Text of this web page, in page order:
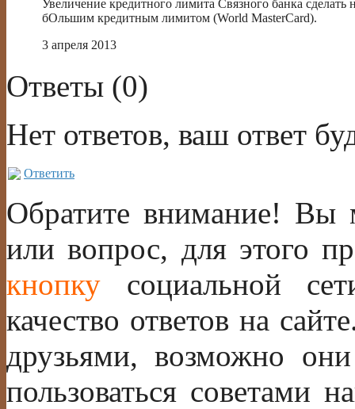
Увеличение кредитного лимита Связного банка
бОльшим кредитным лимитом (World MasterCard).
3 апреля 2013
Ответы (0)
Нет ответов, ваш ответ
Ответить
Обратите внимание! Вы
или вопрос, для этого
кнопку социальной
качество ответов на
друзьями, возможно
пользоваться советами